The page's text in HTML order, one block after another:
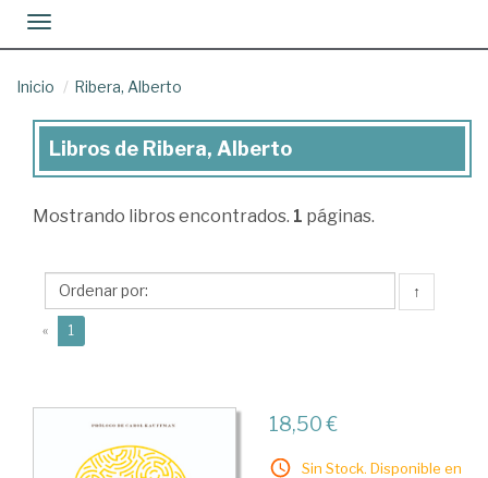
Toggle navigation
Inicio Ribera, Alberto
Libros
Ribera,
Libros de Ribera, Alberto
Mostrando libros encontrados. 1 páginas.
↑
« 1
18,50 €
Sin Stock. Disponible en